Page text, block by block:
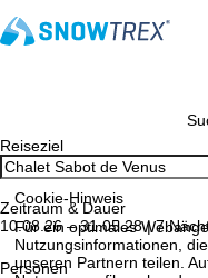
Cookie-Hinweis
Für ein optimales
Nutzungsinformationen,
unseren Partnern teilen.
Reiseziel
Zeitraum & Dauer
10.08.26 – 31.05.28 | 7
Personen